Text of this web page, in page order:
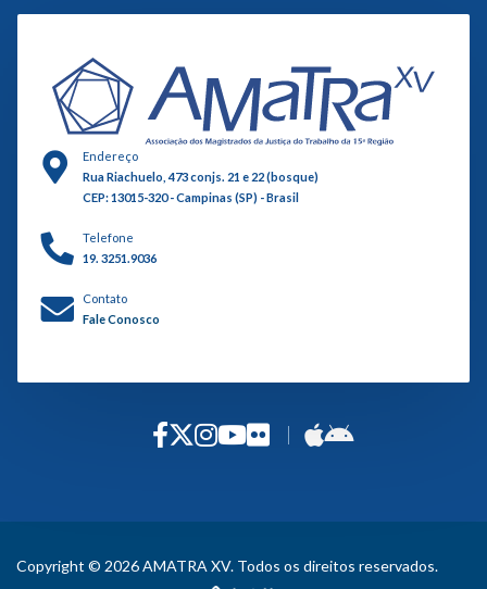
Endereço
Rua Riachuelo, 473 conjs. 21 e 22 (bosque)
CEP: 13015-320 - Campinas (SP) - Brasil
Telefone
19. 3251.9036
Contato
Fale Conosco
Copyright © 2026 AMATRA XV. Todos os direitos reservados.